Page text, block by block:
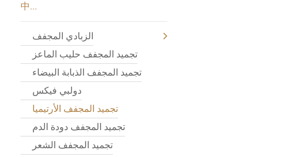
中...
الزبادي المجفف
تجميد المجفف حليب الماعز
تجميد المجفف الذبابة البيضاء
دولبي فيكس
تجميد المجفف الأرتيميا
تجميد المجفف دودة الدم
تجميد المجفف الشعر